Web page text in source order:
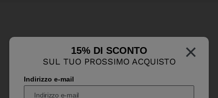
×
15% DI SCONTO
SUL TUO PROSSIMO ACQUISTO
Indirizzo e-mail